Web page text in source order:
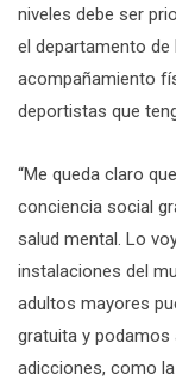
niveles debe ser
el departamento de
acompañamiento
deportistas que
“Me queda claro
conciencia social
salud mental. Lo
instalaciones del
adultos mayores
gratuita y
adicciones, como